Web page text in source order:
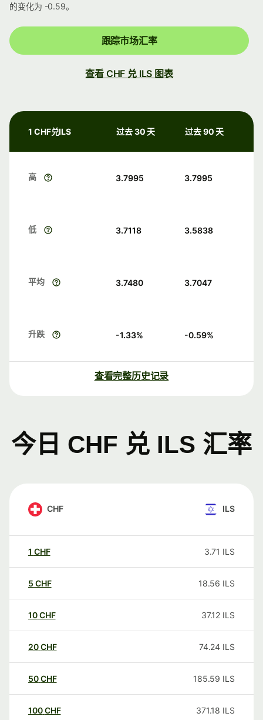
的变化为 -0.59。
跟踪市场汇率
查看 CHF 兑 ILS 图表
1 CHF兑ILS 过去 30 天 过去 90 天
高 3.7995 3.7995
低 3.7118 3.5838
平均 3.7480 3.7047
升跌 -1.33% -0.59%
查看完整历史记录
今日 CHF 兑 ILS 汇率
CHF ILS
1 CHF 3.71 ILS
5 CHF 18.56 ILS
10CHF 37.12 ILS
20CHF 74.24 ILS
50CHF 185.59 ILS
100CHF 371.18 ILS